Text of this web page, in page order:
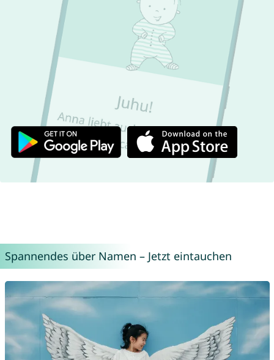
Spannendes über Namen – Jetzt eintauchen